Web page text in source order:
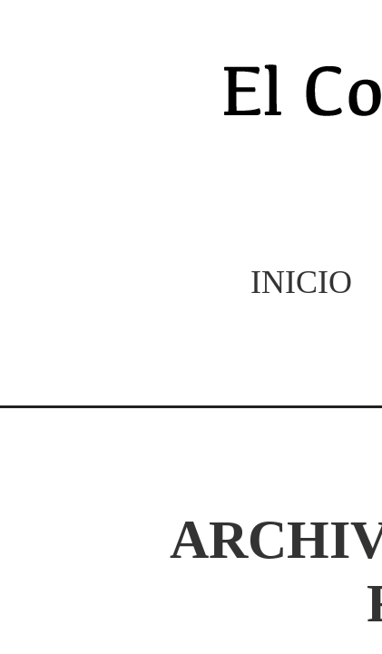
INICIO